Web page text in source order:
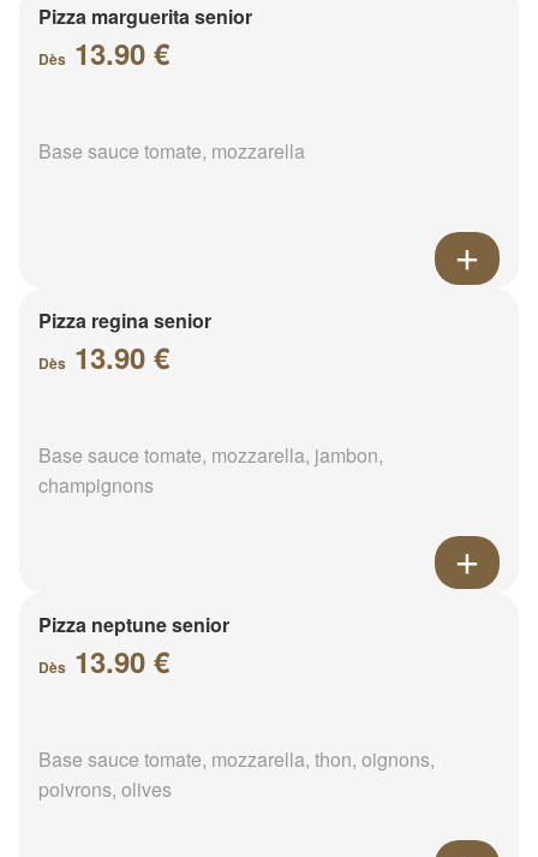
Pizza marguerita senior
Dès 13.90 €
Base sauce tomate, mozzarella
Pizza regina senior
Dès 13.90 €
Base sauce tomate, mozzarella, jambon,
champignons
Pizza neptune senior
Dès 13.90 €
Base sauce tomate, mozzarella, thon, oignons,
poivrons, olives